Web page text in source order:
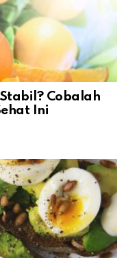
Cobalah
Ini